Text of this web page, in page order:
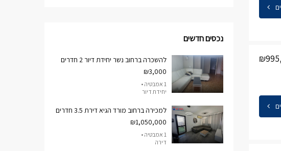
נכסים חדשים
להשכרה ברחוב נשר יחידת דיור 2 חדרים
₪3,000
1 אמבטיה •
יחידת דיור
למכירה ברחוב מורד הגיא דירת 3.5 חדרים
₪1,050,000
1 אמבטיה •
דירה